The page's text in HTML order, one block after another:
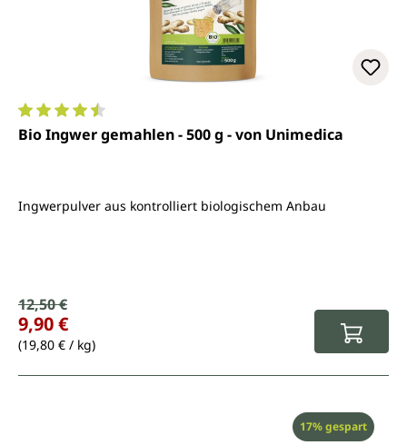
Durchschnittliche Bewertung von 4.6 von 5 Sternen
Bio Ingwer gemahlen - 500 g - von Unimedica
Ingwerpulver aus kontrolliert biologischem Anbau
Verkaufspreis:
Regulärer Preis:
12,50 €
9,90 €
(19,80 € / kg)
Rabatt
17% gespart